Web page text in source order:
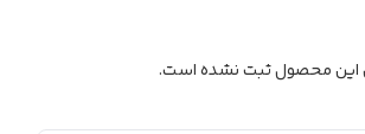
این محصول ثبت نشده است.